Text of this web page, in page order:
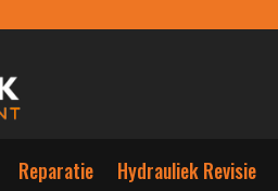
Reparatie Hydrauliek Revisie